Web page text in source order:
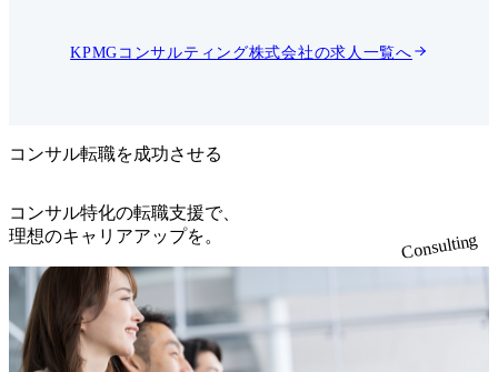
、サプ
な影響
、具体
むこと
保障・
策・
チ、
、シナ
ェンス
プラ
企業が直面する危機はより複
雑かつ連鎖的になっていま
門・リスク管理・広報・法
広報、意思決定、再発防止ま
でを一体で機能させることが
重要になっています。 本ポジ
ジメント、BCP/BCM、危機
ョン訓練、危機発生時の対応
支援、原因分析・再発防止、
組織レジリエンス向上に向け
た仕組みづくりを支援しま
KPMGコンサルティング株式会社の求人一覧へ
コンサル転職を成功させる
コンサル特化の転職支援で、
理想のキャリアアップを。
Consulting